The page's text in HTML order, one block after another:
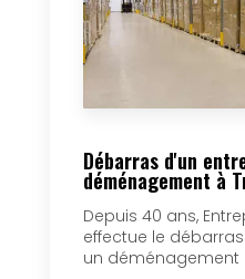
Débarras d'un
déménagement à
Depuis 40 ans,
effectue le
un déménagement